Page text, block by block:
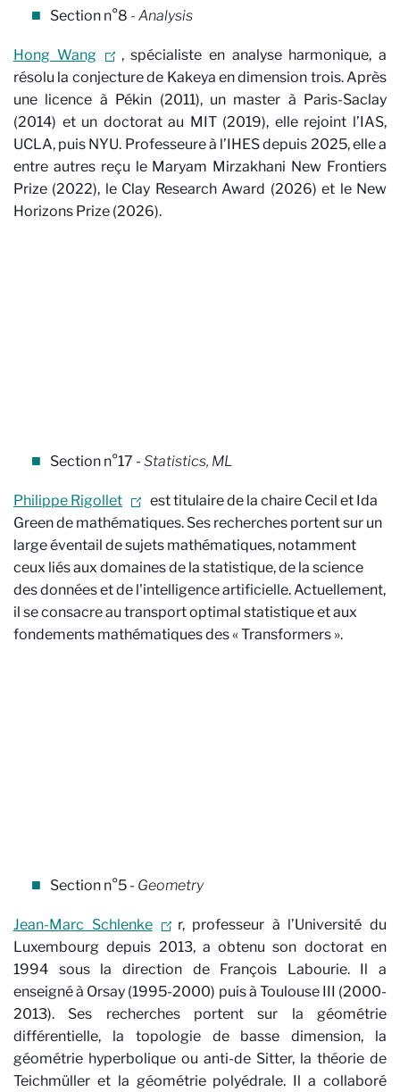
Section n°8 - Analysis
Hong Wang
, spécialiste en analyse harmonique, a
résolu la conjecture de Kakeya en dimension trois. Après
une licence à Pékin (2011), un master à Paris-Saclay
(2014) et un doctorat au MIT (2019), elle rejoint l’IAS,
UCLA, puis NYU. Professeure à l’IHES depuis 2025, elle a
entre autres reçu le Maryam Mirzakhani New Frontiers
Prize (2022), le Clay Research Award (2026) et le New
Horizons Prize (2026).
Section n°17 - Statistics, ML
Philippe Rigollet
est titulaire de la chaire Cecil et Ida
Green de mathématiques. Ses recherches portent sur un
large éventail de sujets mathématiques, notamment
ceux liés aux domaines de la statistique, de la science
des données et de l'intelligence artificielle. Actuellement,
il se consacre au transport optimal statistique et aux
fondements mathématiques des « Transformers ».
Section n°5 - Geometry
Jean-Marc Schlenke
r, professeur à l’Université du
Luxembourg depuis 2013, a obtenu son doctorat en
1994 sous la direction de François Labourie. Il a
enseigné à Orsay (1995-2000) puis à Toulouse III (2000-
2013). Ses recherches portent sur la géométrie
différentielle, la topologie de basse dimension, la
géométrie hyperbolique ou anti-de Sitter, la théorie de
Teichmüller et la géométrie polyédrale. Il a collaboré